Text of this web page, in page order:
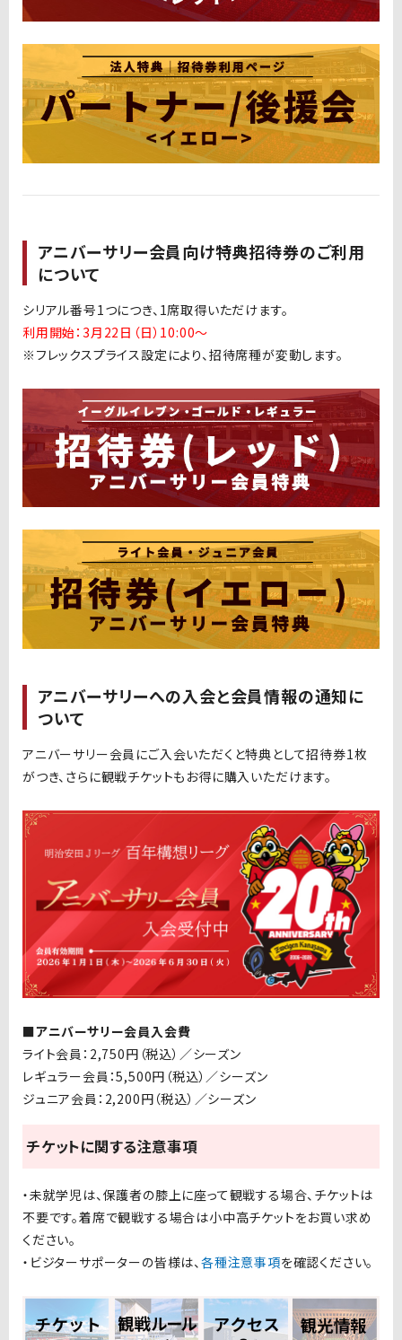
アニバーサリー会員向け特典招待券のご利用
について
シリアル番号1つにつき、1席取得いただけます。
利用開始：3月22日（日）10:00〜
※フレックスプライス設定により、招待席種が変動します。
アニバーサリーへの入会と会員情報の通知に
ついて
アニバーサリー会員にご入会いただくと特典として招待券1枚
がつき、さらに観戦チケットもお得に購入いただけます。
■アニバーサリー会員入会費
ライト会員：2,750円（税込）／シーズン
レギュラー会員：5,500円 （税込）／シーズン
ジュニア会員：2,200円 （税込）／シーズン
チケットに関する注意事項
・未就学児は、保護者の膝上に座って観戦する場合、チケットは
不要です。着席で観戦する場合は小中高チケットをお買い求め
ください。
・ビジターサポーターの皆様は、各種注意事項を確認ください。